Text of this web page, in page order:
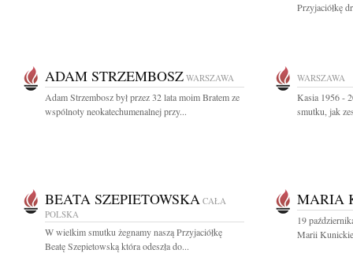
Przyjaciółkę
ADAM STRZEMBOSZ WARSZAWA
Adam Strzembosz był przez 32 lata moim Bratem ze
wspólnoty neokatechumenalnej przy...
WARSZAWA
Kasia 1956 -
smutku, jak
BEATA SZEPIETOWSKA CAŁA
POLSKA
W wielkim smutku żegnamy naszą Przyjaciółkę
Beatę Szepietowską która odeszła do...
MARIA
19
Marii